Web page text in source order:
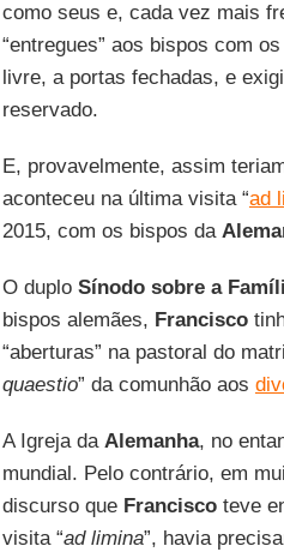
como seus e, cada vez mais
“entregues” aos bispos com
livre, a portas fechadas, e
reservado.
E, provavelmente, assim
aconteceu na última visita “ad
2015, com os bispos da
O duplo Sínodo sobre a
bispos alemães, Francisco
“aberturas” na pastoral do
quaestio” da comunhão aos
A Igreja da Alemanha, no
mundial. Pelo contrário, em
discurso que Franciscoteve
visita “ad limina”, havia